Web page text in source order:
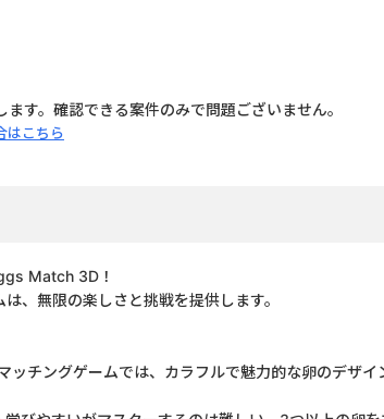
す。確認できる案件のみで問題ございません。
はこちら
Match 3D！
、無限の楽しさと挑戦を提供します。
ッチングゲームでは、カラフルで魅力的な卵のデザ